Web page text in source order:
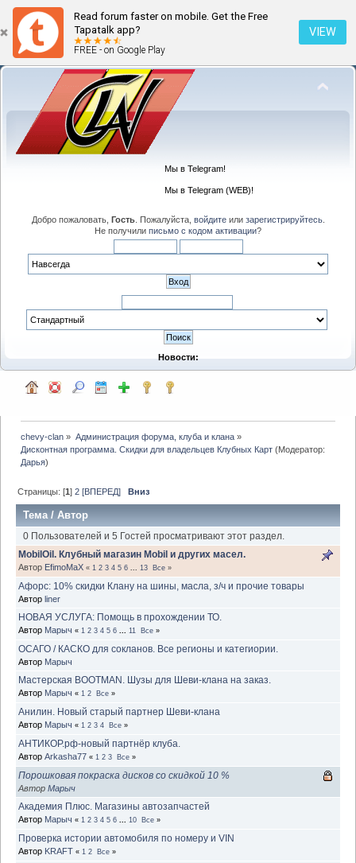
Read forum faster on mobile. Get the Free
Tapatalk app?
FREE - on Google Play
VIEW
Мы в Telegram!
Мы в Telegram (WEB)!
Добро пожаловать, Гость. Пожалуйста, войдитеили зарегистрируйтесь.
Не получили письмо с кодом активации?
Новости:
chevy-clan » Администрация форума, клуба и клана»
Дисконтная программа. Скидки для владельцев Клубных Карт (Модератор:
Дарья)
Страницы: [1]2 [ВПЕРЕД] Вниз
Тема /Автор
0 Пользователей и 5 Гостей просматривают этот раздел.
MobilOil. Клубный магазин Mobil и других масел.
Автор EfimoMaX « 1 2 3 4 5 6 13 Все »
Афорс: 10% скидки Клану на шины, масла, з/ч и прочие товары
Автор liner
НОВАЯ УСЛУГА: Помощь в прохождении ТО.
Автор Марыч « 1 2 3 4 5 6 11 Все »
ОСАГО / КАСКО для сокланов. Все регионы и категиории.
Автор Марыч
Мастерская BOOTMAN. Шузы для Шеви-клана на заказ.
Автор Марыч « 1 2 Все »
Анилин. Новый старый партнер Шеви-клана
Автор Марыч « 1 2 3 4 Все »
АНТИКОР.рф-новый партнёр клуба.
Автор Arkasha77 « 1 2 3 Все »
Порошковая покраска дисков со скидкой 10 %
Автор Марыч
Академия Плюс. Магазины автозапчастей
Автор Марыч « 1 2 3 4 5 6 10 Все »
Проверка истории автомобиля по номеру и VIN
Автор KRAFT « 1 2 Все »